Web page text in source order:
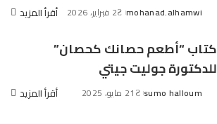
Posted
mohanad.alhamwi 2 فبراير، 2026 أقرأ المزيد
كتاب “أطعم حصانك كحصان”
للدكتورة جوليت جيتي
Posted
sumo halloum 21 مايو، 2025 أقرأ المزيد